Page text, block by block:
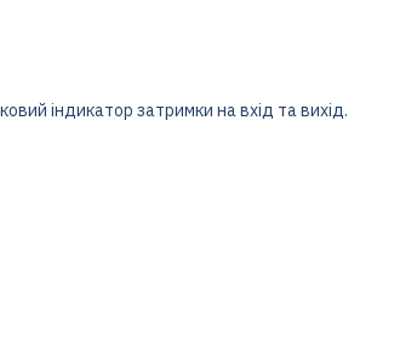
індикатор затримки на вхід та вихід.